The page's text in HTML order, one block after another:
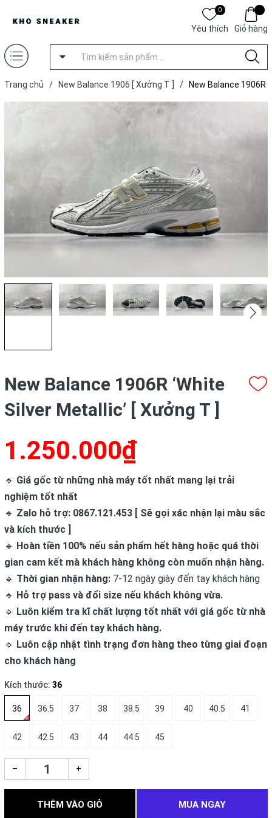
0
Yêu thích Giỏ hàng
Trang chủ / New Balance 1906 [ Xưởng T ] /
New Balance 1906R
New Balance 1906R ‘White
Silver Metallic’ [ Xưởng T ]
1.250.000₫
🔹 Giá gốc từ những nhà máy tốt nhất mang lại trải
nghiệm tốt nhất
🔹 Zalo hỗ trợ: 0867.121.453 [ Sẽ gọi xác nhận lại màu sắc
và kích thước ]
🔹 Hoàn tiền 100% nếu sản phẩm hết hàng hoặc quá thời
gian cam kết mà khách hàng không còn muốn nhận hàng.
🔹 Thời gian nhận hàng: 7-12 ngày giày đến tay khách hàng
🔹 Hỗ trợ pass và đổi size nếu khách không vừa.
🔹 Luôn kiểm tra kĩ chất lượng tốt nhất với giá gốc từ nhà
máy trước khi đến tay khách hàng.
🔹 Luôn cập nhật tình trạng đơn hàng theo từng giai đoạn
cho khách hàng
Kích thước: 36
36 36.5 37 38 38.5 39 40 40.5 41
42 42.5 43 44 44.5 45
– +
THÊM VÀO GIỎ MUA NGAY